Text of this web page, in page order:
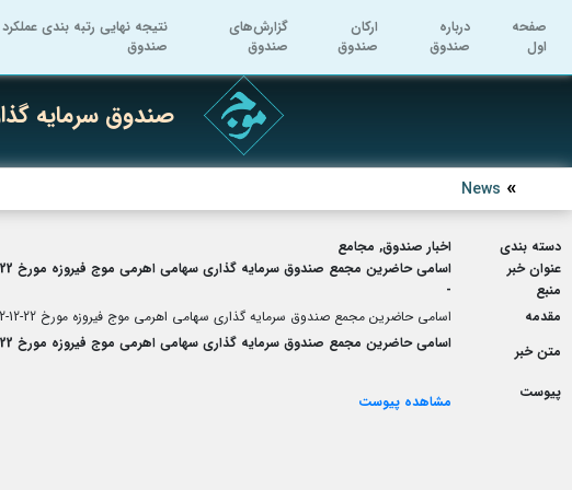
صفحه
اول
درباره
صندوق
ارکان
صندوق
گزارش‌های
صندوق
نتیجه نهایی رتبه بندی عملکرد
صندوق
صندوق سرمایه
News
دسته بندی
اخبار صندوق, مجامع
عنوان خبر
اسامی حاضرین مجمع صندوق سرمایه گذاری سهامی اهرمی موج فیروزه مورخ 22-12-1402 ساعت 13:00 در خصوص تغییر هزینه های صندوق
منبع
-
مقدمه
اسامی حاضرین مجمع صندوق سرمایه گذاری سهامی اهرمی موج فیروزه مورخ 22-12-1402 ساعت 13:00 در خصوص تغییر هزینه های صندوق
متن خبر
اسامی حاضرین مجمع صندوق سرمایه گذاری سهامی اهرمی موج فیروزه مورخ 22-12-1402 ساعت 13:00 در خصوص تغییر هزینه های صندوق
پیوست مشاهده پیوست